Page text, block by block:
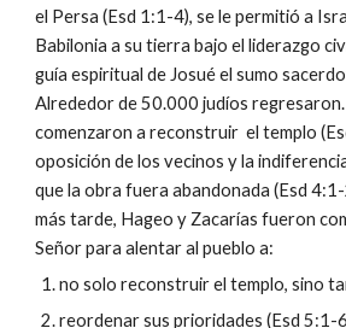
el Persa (Esd 1:1-4), se le permitió a
Babilonia a su tierra bajo el liderazgo
guía espiritual de Josué el sumo
Alrededor de 50.000 judíos regresaron.
comenzaron a reconstruir el templo
oposición de los vecinos y la
que la obra fuera abandonada (Esd
más tarde, Hageo y Zacarías fueron
Señor para alentar al pueblo a:
no solo reconstruir el templo, sino
reordenar sus prioridades (Esd 5:1-